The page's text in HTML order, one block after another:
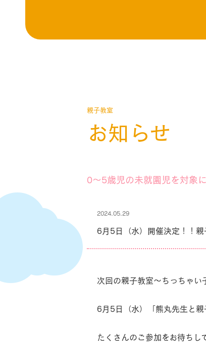
親子教室
お知らせ
0～5歳児の未就園児を対象
2024.05.29
6月5日（水）開催決定！！
次回の親子教室～ちっちゃい
6月5日（水）「熊丸先生と
たくさんのご参加をお待ちし